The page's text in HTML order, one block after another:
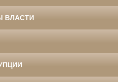
ВЛАСТИ